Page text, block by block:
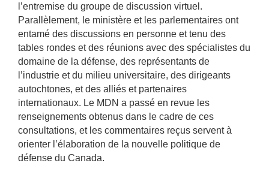
l’entremise du groupe de discussion virtuel.
Parallèlement, le ministère et les parlementaires ont
entamé des discussions en personne et tenu des
tables rondes et des réunions avec des spécialistes du
domaine de la défense, des représentants de
l’industrie et du milieu universitaire, des dirigeants
autochtones, et des alliés et partenaires
internationaux. Le MDN a passé en revue les
renseignements obtenus dans le cadre de ces
consultations, et les commentaires reçus servent à
orienter l’élaboration de la nouvelle politique de
défense du Canada.